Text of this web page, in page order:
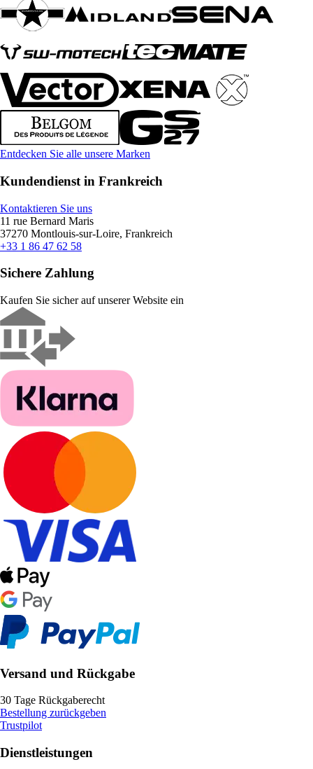
Entdecken Sie alle unsere Marken
Kundendienst in Frankreich
Kontaktieren Sie uns
11 rue Bernard Maris
37270 Montlouis-sur-Loire, Frankreich
+33 1 86 47 62 58
Sichere Zahlung
Kaufen Sie sicher auf unserer Website ein
Versand und Rückgabe
30 Tage Rückgaberecht
Bestellung zurückgeben
Trustpilot
Dienstleistungen